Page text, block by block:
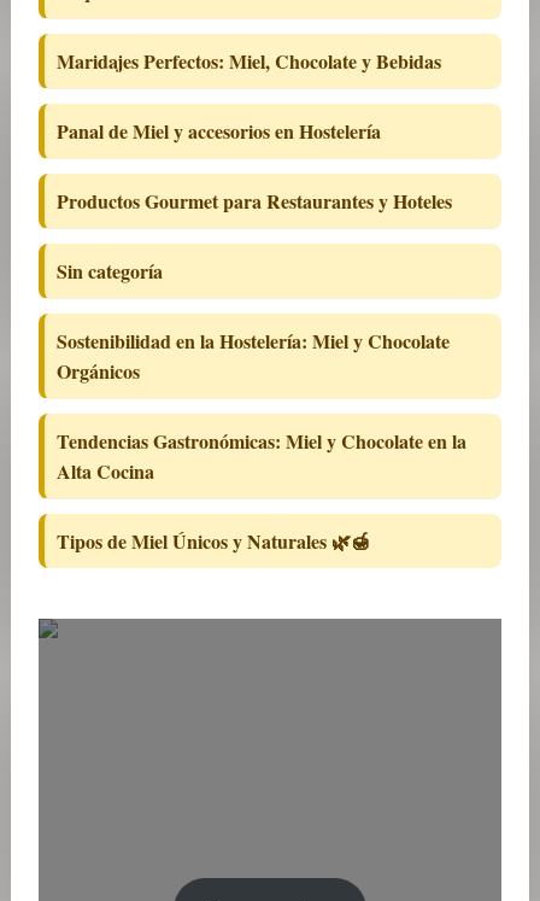
Maridajes Perfectos: Miel, Chocolate y Bebidas
Panal de Miel y accesorios en Hostelería
Productos Gourmet para Restaurantes y Hoteles
Sin categoría
Sostenibilidad en la Hostelería: Miel y Chocolate
Orgánicos
Tendencias Gastronómicas: Miel y Chocolate en la
Alta Cocina
Tipos de Miel Únicos y Naturales 🌿🍯